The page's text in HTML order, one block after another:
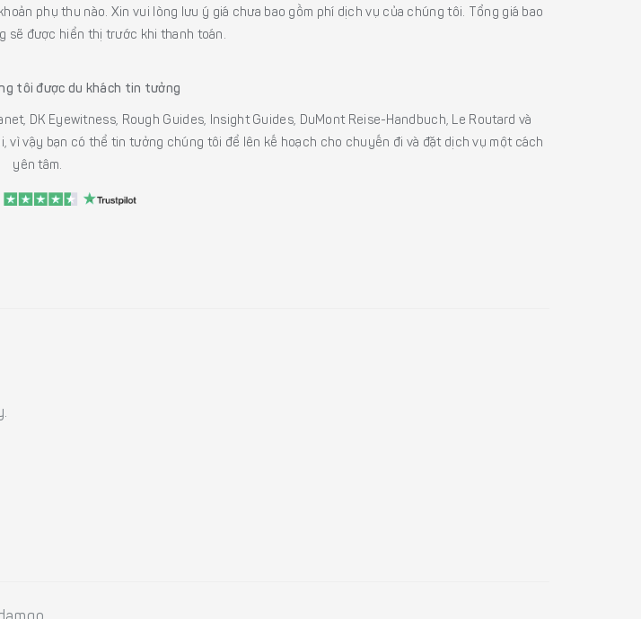
phụ thu nào. Xin vui lòng lưu ý giá chưa bao gồm phí dịch vụ của chúng tôi. Tổng giá bao
sẽ được hiển thị trước khi thanh toán.
tôi được du khách tin tưởng
DK Eyewitness, Rough Guides, Insight Guides, DuMont Reise-Handbuch, Le Routard và
vì vậy bạn có thể tin tưởng chúng tôi để lên kế hoạch cho chuyến đi và đặt dịch vụ một cách
yên tâm.